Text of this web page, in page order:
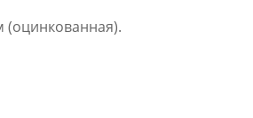
(оцинкованная).